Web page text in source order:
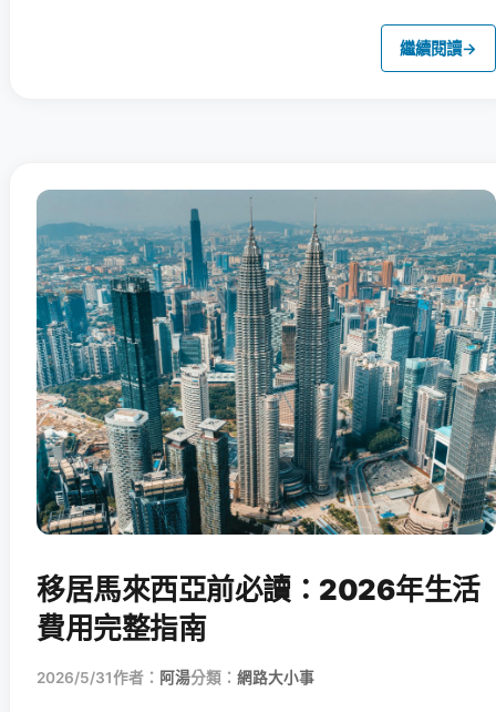
繼續閱讀→
移居馬來西亞前必讀：2026年生活
費用完整指南
2026/5/31作者： 阿湯分類： 網路大小事